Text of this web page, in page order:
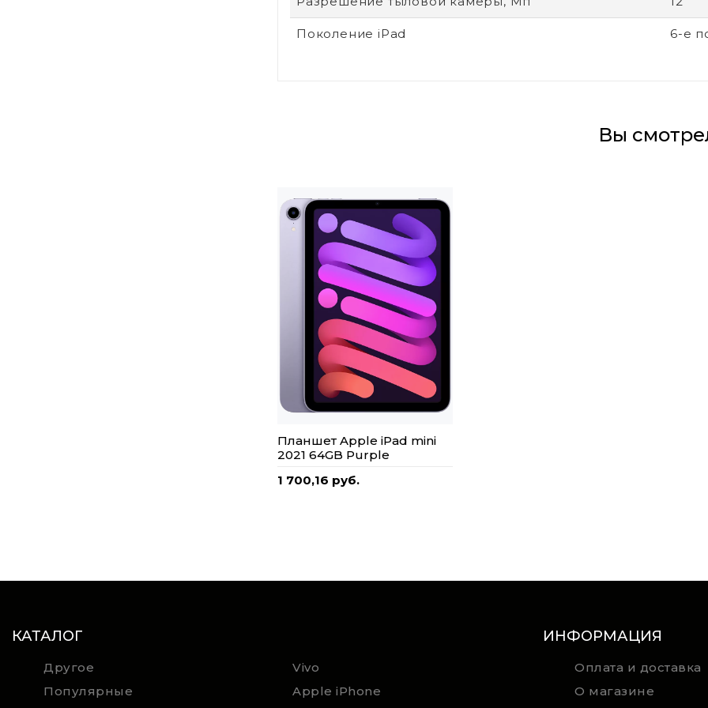
Поколение iPad 6-е
Вы
Планшет Apple iPad mini
2021 64GB Purple
1 700,16 руб.
КАТАЛОГ
Другое
Vivo
Популярные
Apple iPhone
ИНФОРМАЦИЯ
Оплата и доставка
О магазине